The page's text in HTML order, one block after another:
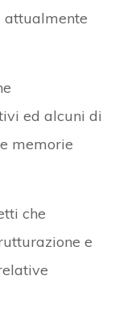
ed alcuni di
memorie
che
e